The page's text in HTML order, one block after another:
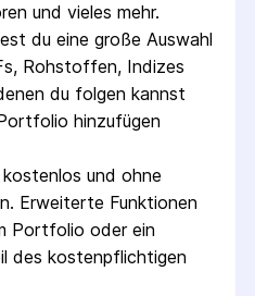
und vieles mehr.
du eine große Auswahl
Rohstoffen, Indizes
du folgen kannst
hinzufügen
und ohne
Erweiterte Funktionen
Portfolio oder ein
des kostenpflichtigen